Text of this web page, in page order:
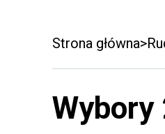
Strona główna
Wybory